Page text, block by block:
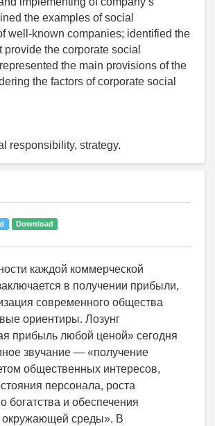
the examples of social
well-known companies; identified the
provide the corporate social
the main provisions of the
the factors of corporate social
responsibility, strategy.
Download
каждой коммерческой
в получении прибыли,
современного общества
ориентиры. Лозунг
прибыль любой ценой» сегодня
звучание — «получение
общественных интересов,
персонала, роста
богатства и обеспечения
окружающей среды». В